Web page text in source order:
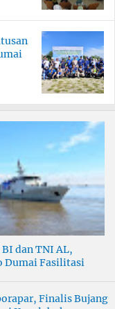
dan TNI AL,
Dumai Fasilitasi
Finalis Bujang